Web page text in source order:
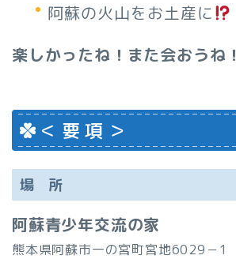
阿蘇の火山をお土産に
楽しかったね！また会おうね！
＜ 要 項 ＞
場 所
阿蘇青少年交流の家
熊本県阿蘇市一の宮町宮地6029－1